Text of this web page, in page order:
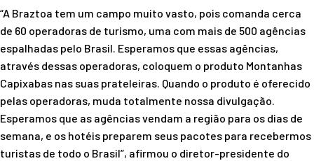
“A Braztoa tem um campo muito vasto, pois comanda cerca
de 60 operadoras de turismo, uma com mais de 500 agências
espalhadas pelo Brasil. Esperamos que essas agências,
através dessas operadoras, coloquem o produto Montanhas
Capixabas nas suas prateleiras. Quando o produto é oferecido
pelas operadoras, muda totalmente nossa divulgação.
Esperamos que as agências vendam a região para os dias de
semana, e os hotéis preparem seus pacotes para recebermos
turistas de todo o Brasil”, afirmou o diretor-presidente do